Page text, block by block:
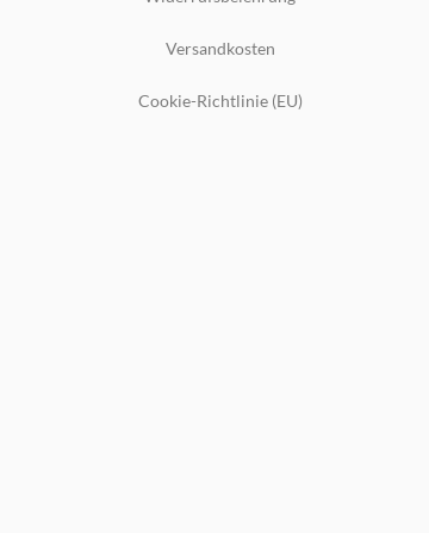
Versandkosten
Cookie-Richtlinie (EU)